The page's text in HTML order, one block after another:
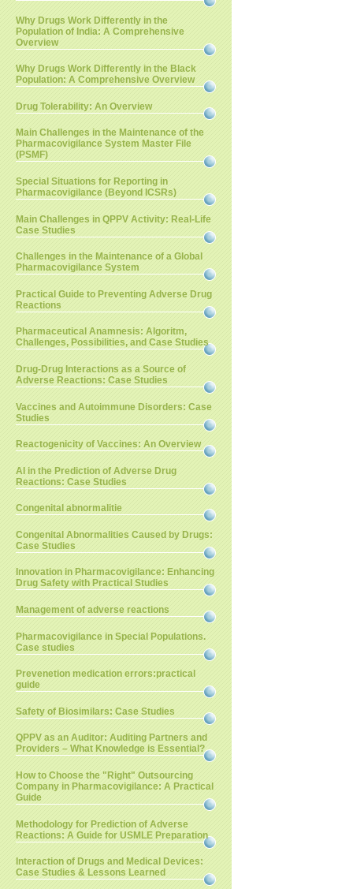
Why Drugs Work Differently in the
Population of India: A Comprehensive
Overview
Why Drugs Work Differently in the Black
Population: A Comprehensive Overview
Drug Tolerability: An Overview
Main Challenges in the Maintenance of the
Pharmacovigilance System Master File
(PSMF)
Special Situations for Reporting in
Pharmacovigilance (Beyond ICSRs)
Main Challenges in QPPV Activity: Real-Life
Case Studies
Challenges in the Maintenance of a Global
Pharmacovigilance System
Practical Guide to Preventing Adverse Drug
Reactions
Pharmaceutical Anamnesis: Algoritm,
Challenges, Possibilities, and Case Studies
Drug-Drug Interactions as a Source of
Adverse Reactions: Case Studies
Vaccines and Autoimmune Disorders: Case
Studies
Reactogenicity of Vaccines: An Overview
AI in the Prediction of Adverse Drug
Reactions: Case Studies
Congenital abnormalitie
Congenital Abnormalities Caused by Drugs:
Case Studies
Innovation in Pharmacovigilance: Enhancing
Drug Safety with Practical Studies
Management of adverse reactions
Pharmacovigilance in Special Populations.
Case studies
Prevenetion medication errors:practical
guide
Safety of Biosimilars: Case Studies
QPPV as an Auditor: Auditing Partners and
Providers – What Knowledge is Essential?
How to Choose the "Right" Outsourcing
Company in Pharmacovigilance: A Practical
Guide
Methodology for Prediction of Adverse
Reactions: A Guide for USMLE Preparation
Interaction of Drugs and Medical Devices:
Case Studies & Lessons Learned